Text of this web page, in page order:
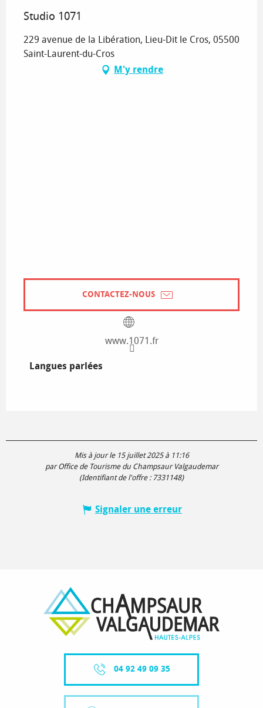
Studio 1071
229 avenue de la Libération, Lieu-Dit le Cros, 05500
Saint-Laurent-du-Cros
M'y rendre
CONTACTEZ-NOUS
www.1071.fr
Langues parlées
Langues parlées
Mis à jour le 15 juillet 2025 à 11:16
par Office de Tourisme du Champsaur Valgaudemar
(Identifiant de l'offre : 7331148)
Signaler une erreur
04 92 49 09 35